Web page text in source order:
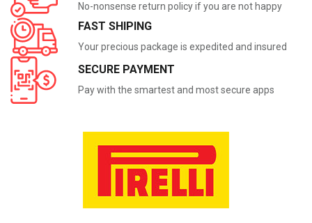
No-nonsense return policy if you are not happy
FAST SHIPING
Your precious package is expedited and insured
SECURE PAYMENT
Pay with the smartest and most secure apps